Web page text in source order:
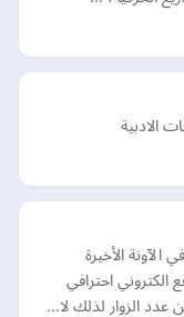
الادبية
الآونة الأخيرة
الكتروني احترافي
الزوار لذلك لا…